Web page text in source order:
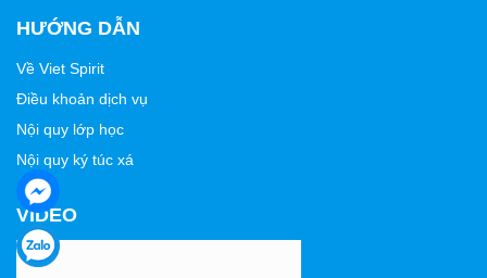
HƯỚNG DẪN
Về Viet Spirit
Điều khoản dịch vụ
Nội quy lớp học
Nội quy ký túc xá
VIDEO